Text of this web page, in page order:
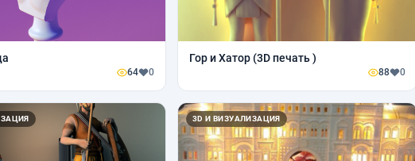
64 0
Гор и Хатор (3D печать )
88 0
3D И ВИЗУАЛИЗАЦИЯ